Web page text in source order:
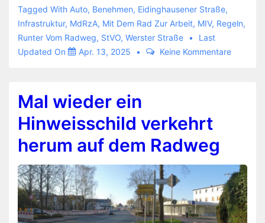
den
Radweg
nutzen
Tagged With Auto, Benehmen, Eidinghausener Straße,
Infrastruktur, MdRzA, Mit Dem Rad Zur Arbeit, MIV, Regeln,
Runter Vom Radweg, StVO, Werster Straße
Last
Updated On
Apr. 13, 2025 Keine Kommentare
Mal wieder ein
Hinweisschild verkehrt
herum auf dem Radweg